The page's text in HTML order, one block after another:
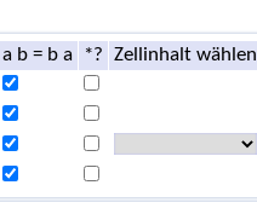
a b = b a *?
Zellinhalt wählen